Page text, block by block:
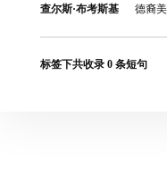
查尔斯·布考斯基 德裔
标签下共收录 0 条短句